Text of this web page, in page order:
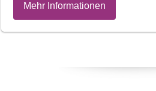
Mehr Informationen